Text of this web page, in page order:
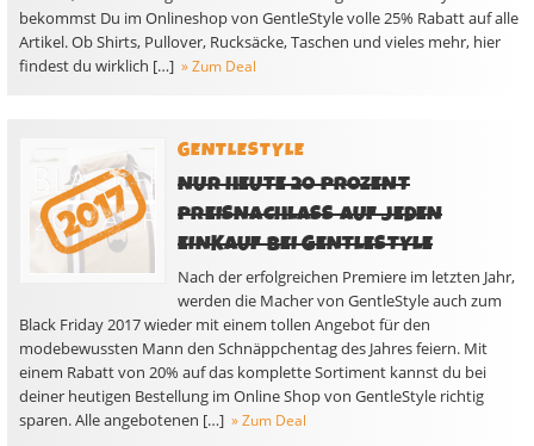
bekommst Du im Onlineshop von GentleStyle volle 25% Rabatt auf alle
Artikel. Ob Shirts, Pullover, Rucksäcke, Taschen und vieles mehr, hier
findest du wirklich […] » Zum Deal
GENTLESTYLE
NUR HEUTE 20 PROZENT
PREISNACHLASS AUF JEDEN
EINKAUF BEI GENTLESTYLE
Nach der erfolgreichen Premiere im letzten Jahr,
werden die Macher von GentleStyle auch zum
Black Friday 2017 wieder mit einem tollen Angebot für den
modebewussten Mann den Schnäppchentag des Jahres feiern. Mit
einem Rabatt von 20% auf das komplette Sortiment kannst du bei
deiner heutigen Bestellung im Online Shop von GentleStyle richtig
sparen. Alle angebotenen […] » Zum Deal